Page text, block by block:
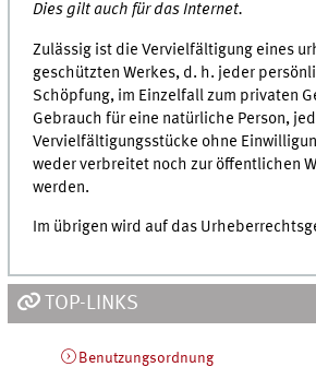
Dies gilt auch für das Internet.
Zulässig ist die Vervielfältigung eines
geschützten Werkes, d. h. jeder
Schöpfung, im Einzelfall zum privaten
Gebrauch für eine natürliche Person,
Vervielfältigungsstücke ohne
weder verbreitet noch zur öffentlichen
werden.
Im übrigen wird auf das
TOP-LINKS
Benutzungsordnung